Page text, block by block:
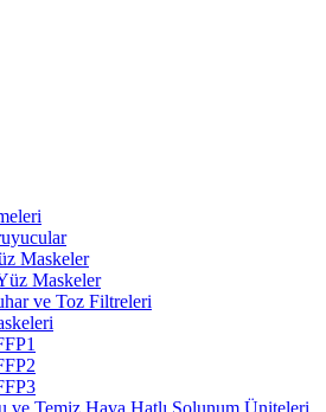
Maskeler
Maskeler
ve Toz Filtreleri